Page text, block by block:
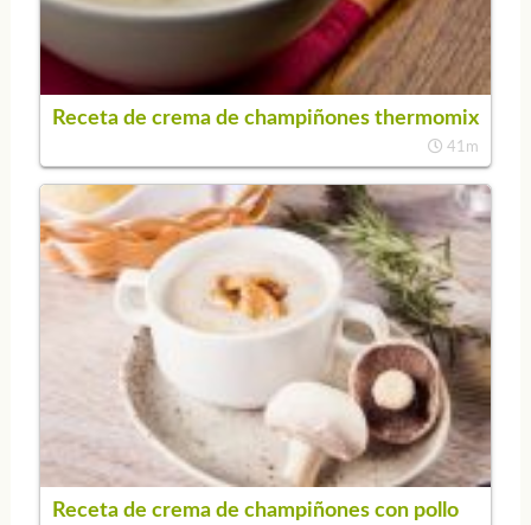
Receta de crema de champiñones thermomix
41m
Receta de crema de champiñones con pollo